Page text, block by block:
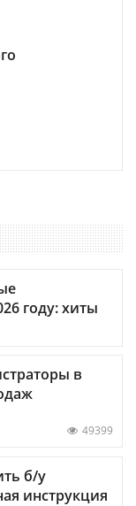
году: хиты
в
49399
б/у
инструкция